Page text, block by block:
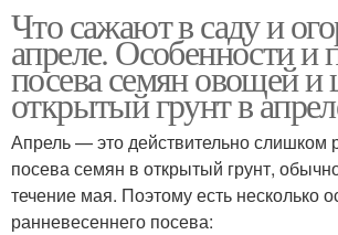
Что сажают в саду и
апреле. Особенности и
посева семян овощей и
открытый грунт в
Апрель — это действительно слишком
посева семян в открытый грунт,
течение мая. Поэтому есть несколько
ранневесеннего посева: